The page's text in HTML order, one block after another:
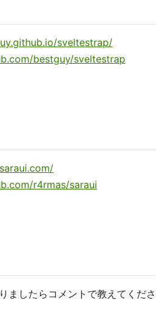
sveltestrap/
bestguy/sveltestrap
r4rmas/saraui
ましたらコメントで教えてくださ